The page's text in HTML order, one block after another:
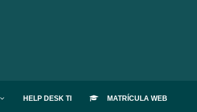
HELP DESK TI MATRÍCULA WEB